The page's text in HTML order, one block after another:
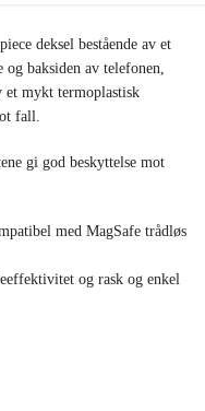
deksel bestående av et
og baksiden av telefonen,
et mykt termoplastisk
fall.
gi god beskyttelse mot
med MagSafe trådløs
og rask og enkel